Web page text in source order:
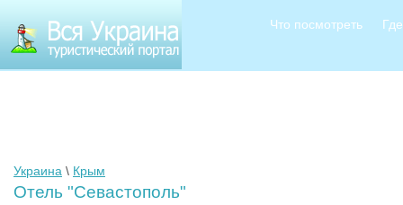
Что посмотреть
Украина \ Крым
Отель "Севастополь"